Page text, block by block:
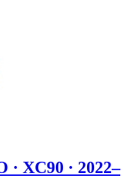
· XC90 · 2022–